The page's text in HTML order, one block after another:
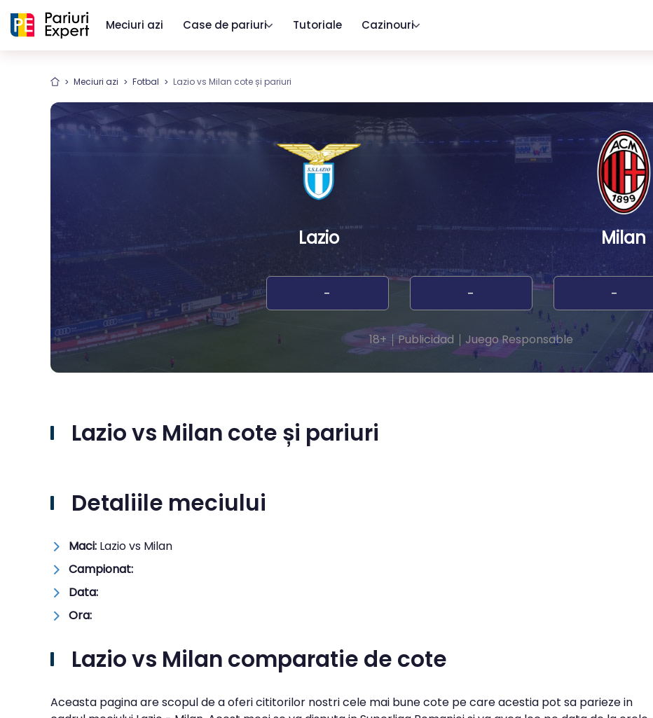
Meciuri azi Case de pariuri Tutoriale Cazinouri
Meciuri azi Fotbal Lazio vs Milan cote și pariuri
Lazio Milan
- - -
18+ Publicidad Juego Responsable
Lazio vs Milan cote și pariuri
Detaliile meciului
Maci: Lazio vs Milan
Campionat:
Data:
Ora:
Lazio vs Milan comparatie de cote
Aceasta pagina are scopul de a oferi cititorilor nostri cele mai bune cote pe care acestia pot sa parieze in